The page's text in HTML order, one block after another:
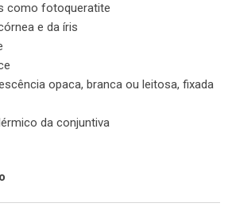
como fotoqueratite
e da íris
opaca, branca ou leitosa, fixada
da conjuntiva